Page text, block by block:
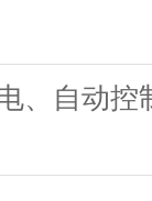
、自动控